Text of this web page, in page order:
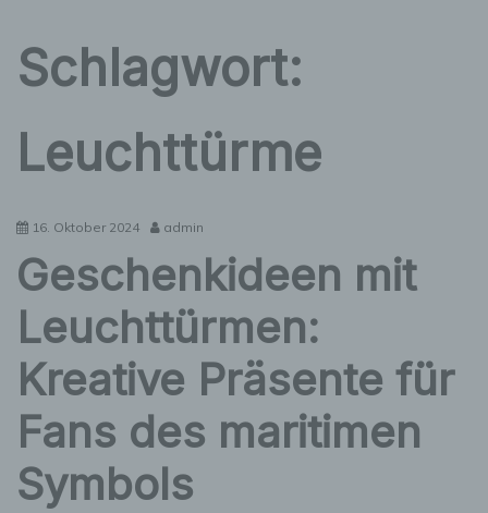
Schlagwort:
Leuchttürme
16. Oktober 2024 admin
Geschenkideen mit
Leuchttürmen:
Kreative Präsente für
Fans des maritimen
Symbols